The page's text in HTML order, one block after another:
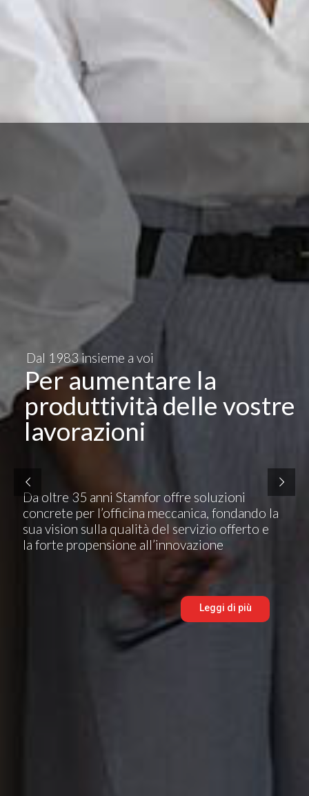
Per aumentare la
produttività delle vostre
lavorazioni
Dal 1983 insieme a voi
Da oltre 35 anni Stamfor offre soluzioni
concrete per l’officina meccanica, fondando la
sua vision sulla qualità del servizio offerto e
la forte propensione all’innovazione
Leggi di più